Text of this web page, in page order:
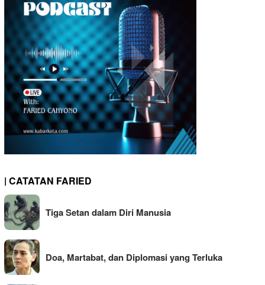
| CATATAN FARIED
Tiga Setan dalam Diri Manusia
Doa, Martabat, dan Diplomasi yang Terluka